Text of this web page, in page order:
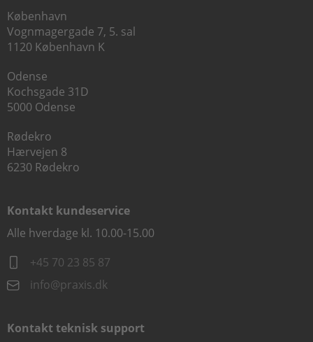
København
Vognmagergade 7, 5. sal
1120 København K
Odense
Kochsgade 31D
5000 Odense
Rødekro
Hærvejen 8
6230 Rødekro
Kontakt kundeservice
Alle hverdage kl. 10.00-15.00
+45 70 23 85 87
info@praxis.dk
Kontakt teknisk support